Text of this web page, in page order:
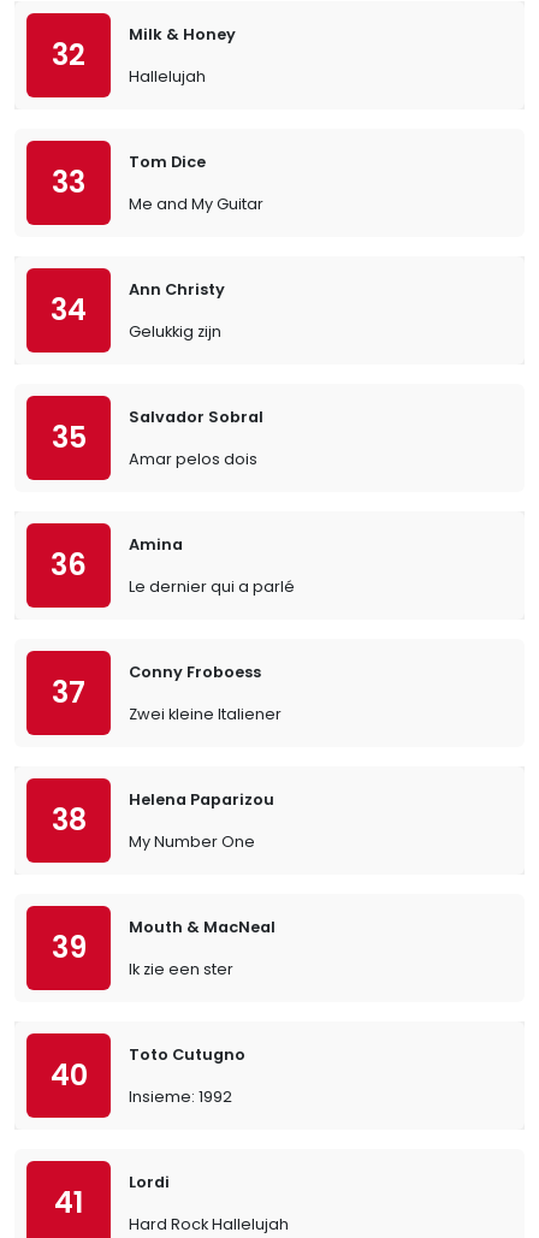
32
Milk & Honey
Hallelujah
33
Tom Dice
Me and My Guitar
34
Ann Christy
Gelukkig zijn
35
Salvador Sobral
Amar pelos dois
36
Amina
Le dernier qui a parlé
37
Conny Froboess
Zwei kleine Italiener
38
Helena Paparizou
My Number One
39
Mouth & MacNeal
Ik zie een ster
40
Toto Cutugno
Insieme: 1992
41
Lordi
Hard Rock Hallelujah